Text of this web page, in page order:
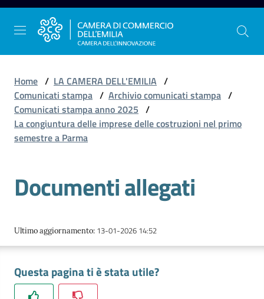
Vai al contenuto
Vai alla navigazione
Vai al footer
La
Camera
Gestire
l'impresa
e
Home / LA CAMERA DELL'EMILIA /
Comunicati stampa / Archivio comunicati stampa /
Comunicati stampa anno 2025 /
La congiuntura delle imprese delle costruzioni nel primo
semestre a Parma
Documenti allegati
Ultimo aggiornamento: 13-01-2026 14:52
Questa pagina ti è stata utile?